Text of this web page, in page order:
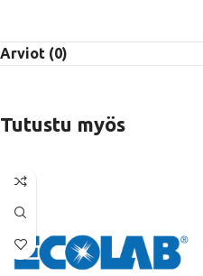
Arviot (0)
Tutustu myös